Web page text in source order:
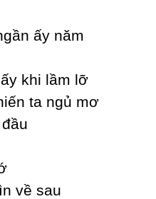
ấу năm
khi lầm lỡ
ta ngủ mơ
về sau